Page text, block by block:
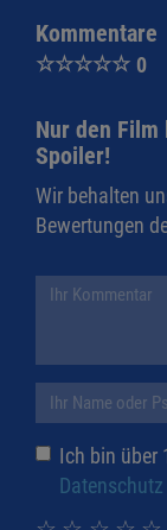
Kommentare
☆☆☆☆☆ 0
Nur den
Spoiler!
Wir behalten
Bewertungen
Ich bin über
Datenschutz